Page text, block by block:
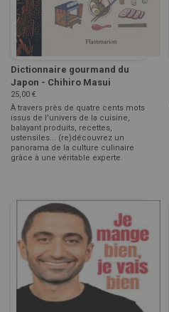
Dictionnaire gourmand du
Japon - Chihiro Masui
25,00 €
À travers près de quatre cents mots
issus de l'univers de la cuisine,
balayant produits, recettes,
ustensiles... (re)découvrez un
panorama de la culture culinaire
grâce à une véritable experte.